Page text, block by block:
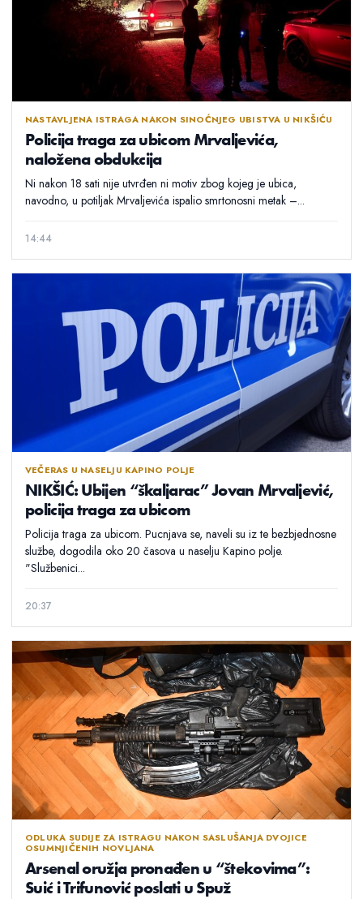
NASTAVLJENA ISTRAGA NAKON SINOĆNJEG UBISTVA U NIKŠIĆU
Policija traga za ubicom Mrvaljevića,
naložena obdukcija
Ni nakon 18 sati nije utvrđen ni motiv zbog kojeg je ubica,
navodno, u potiljak Mrvaljevića ispalio smrtonosni metak –...
14:44
VEČERAS U NASELJU KAPINO POLJE
NIKŠIĆ: Ubijen “škaljarac” Jovan Mrvaljević,
policija traga za ubicom
Policija traga za ubicom. Pucnjava se, naveli su iz te bezbjednosne
službe, dogodila oko 20 časova u naselju Kapino polje.
"Službenici...
20:37
ODLUKA SUDIJE ZA ISTRAGU NAKON SASLUŠANJA DVOJICE
OSUMNJIČENIH NOVLJANA
Arsenal oružja pronađen u “štekovima”:
Suić i Trifunović poslati u Spuž